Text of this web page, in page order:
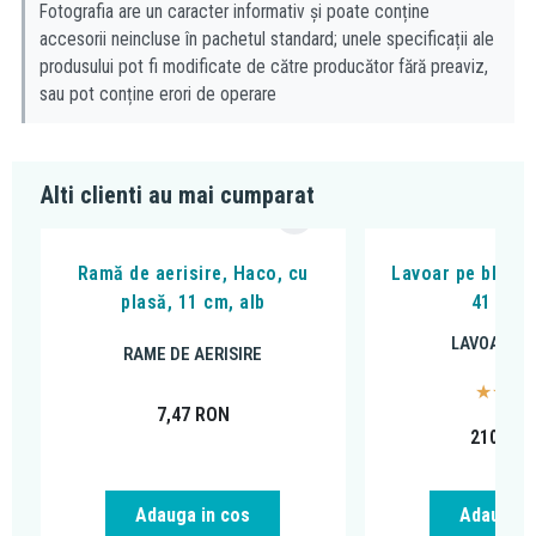
Fotografia are un caracter informativ și poate conține
accesorii neincluse în pachetul standard; unele specificații ale
produsului pot fi modificate de către producător fără preaviz,
sau pot conține erori de operare
Alti clienti au mai cumparat
Ramă de aerisire, Haco, cu
plasă, 11 cm, alb
RAME DE AERISIRE
7,47 RON
Adauga in cos
Lavoar pe blat,
41 x
LAVOARE
210,00
Adauga